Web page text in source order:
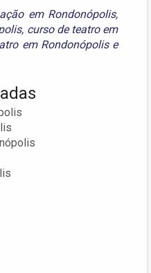
em Rondonópolis,
, curso de teatro em
em Rondonópolise